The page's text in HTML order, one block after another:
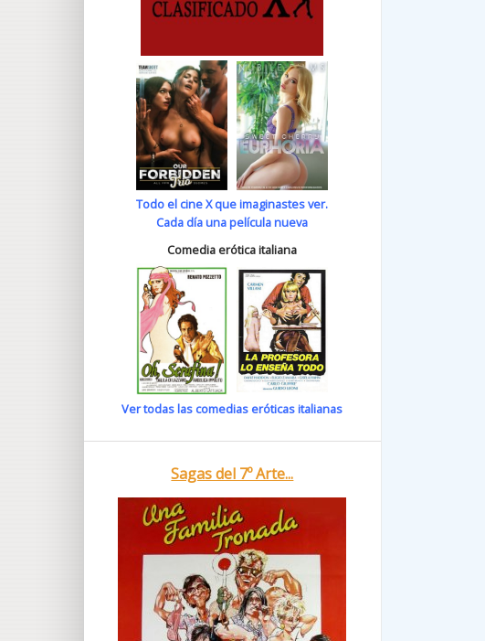
Todo el cine X que imaginastes ver.
Cada día una película nueva
Comedia erótica italiana
Ver todas las comedias eróticas italianas
Sagas del 7º Arte...